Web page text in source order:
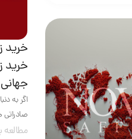
خرید
خرید
جهانی
اگر به
صادراتی
مطالعه